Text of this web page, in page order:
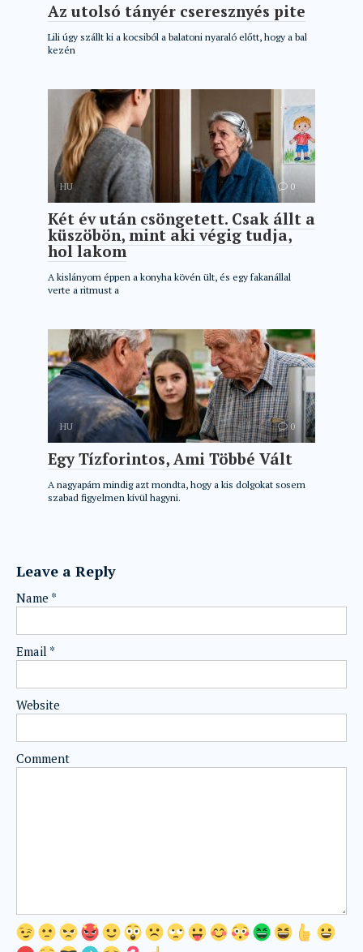
Az utolsó tányér cseresznyés pite
Lili úgy szállt ki a kocsiból a balatoni nyaraló előtt, hogy a bal
kezén
HU 0
Két év után csöngetett. Csak állt a
küszöbön, mint aki végig tudja,
hol lakom
A kislányom éppen a konyha kövén ült, és egy fakanállal
verte a ritmust a
HU 0
Egy Tízforintos, Ami Többé Vált
A nagyapám mindig azt mondta, hogy a kis dolgokat sosem
szabad figyelmen kívül hagyni.
Leave a Reply
Name *
Email *
Website
Comment